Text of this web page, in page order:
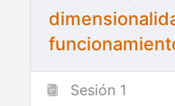
Sesión 1